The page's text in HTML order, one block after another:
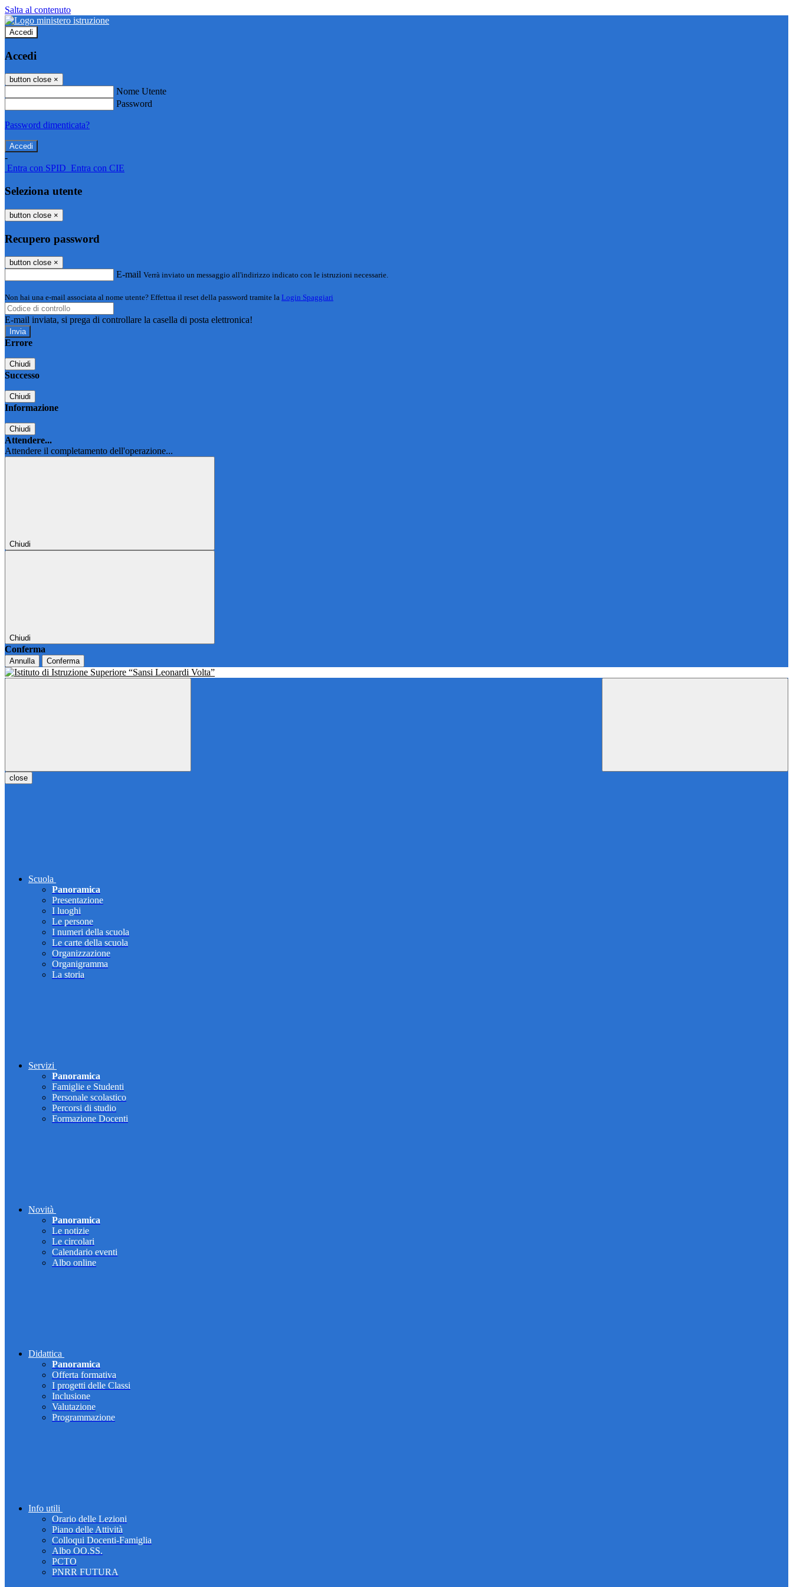
Salta al contenuto
Accedi
Accedi
button close ×
Nome Utente
Password
Password dimenticata?
-
Entra con SPID Entra con CIE
Seleziona utente
button close ×
Recupero password
button close ×
E-mail Verrà inviato un messaggio all'indirizzo indicato con le istruzioni necessarie.
Non hai una e-mail associata al nome utente? Effettua il reset della password tramite la Login Spaggiari
E-mail inviata, si prega di controllare la casella di posta elettronica!
Errore
Chiudi
Successo
Chiudi
Informazione
Chiudi
Attendere...
Attendere il completamento dell'operazione...
Chiudi
Chiudi
Conferma
Annulla Conferma
close
Scuola
Panoramica
Presentazione
I luoghi
Le persone
I numeri della scuola
Le carte della scuola
Organizzazione
Organigramma
La storia
Servizi
Panoramica
Famiglie e Studenti
Personale scolastico
Percorsi di studio
Formazione Docenti
Novità
Panoramica
Le notizie
Le circolari
Calendario eventi
Albo online
Didattica
Panoramica
Offerta formativa
I progetti delle Classi
Inclusione
Valutazione
Programmazione
Info utili
Orario delle Lezioni
Piano delle Attività
Colloqui Docenti-Famiglia
Albo OO.SS.
PCTO
PNRR FUTURA